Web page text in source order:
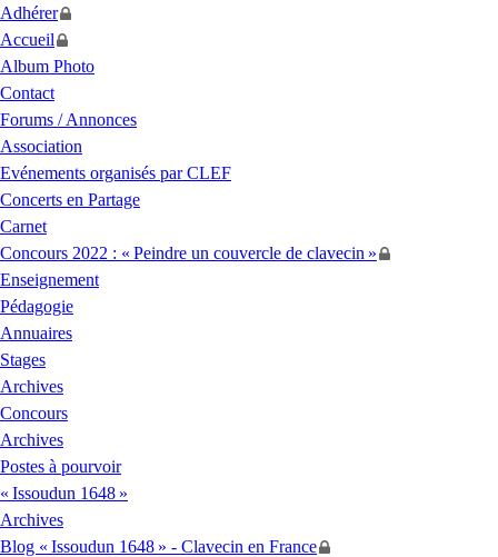
Adhérer
Accueil
Album Photo
Contact
Forums / Annonces
Association
Evénements organisés parCLEF
Concerts en Partage
Carnet
Concours 2022 : « Peindre un couvercle de clavecin »
Enseignement
Pédagogie
Annuaires
Stages
Archives
Concours
Archives
Postes à pourvoir
« Issoudun 1648 »
Archives
Blog « Issoudun 1648 » - Clavecin en France